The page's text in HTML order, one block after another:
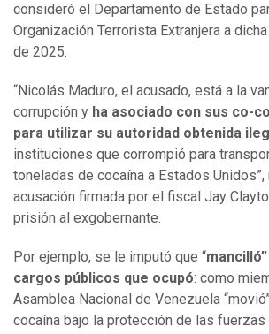
consideró el Departamento de Estado
Organización Terrorista Extranjera a
de 2025.
“Nicolás Maduro, el acusado, está a la
corrupción y ha asociado con sus co-
para utilizar su autoridad obtenida
instituciones que corrompió para
toneladas de cocaína a Estados
acusación firmada por el fiscal Jay
prisión al exgobernante.
Por ejemplo, se le imputó que “
cargos públicos que ocupó: como
Asamblea Nacional de Venezuela
cocaína bajo la protección de las fuerzas